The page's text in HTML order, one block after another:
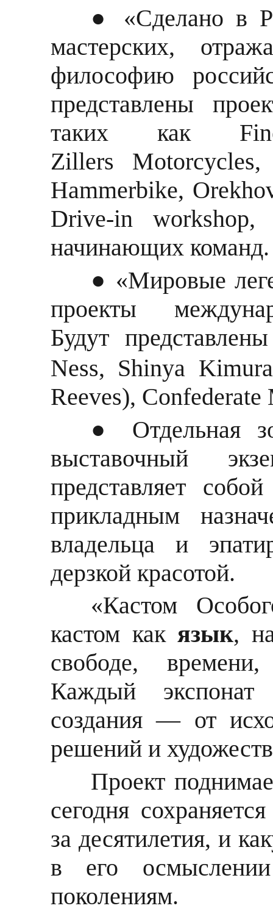
● «Сделано в
мастерских,
философию
представлены
таких как
Zillers Motorcycles,
Hammerbike,
Drive-in
начинающих команд.
● «Мировые
проекты
Будут представлены
Ness, Shinya
Reeves),
● Отдельная
выставочный
представляет
прикладным
владельца и
дерзкой красотой.
«Кастом
кастом какязык,
свободе,
Каждый экспонат
создания — от
решений и
Проект
сегодня
за десятилетия, и
в его
поколениям.